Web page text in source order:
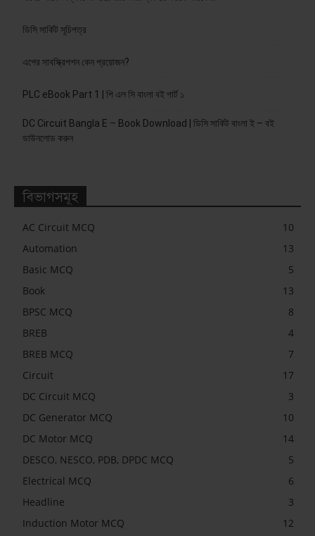
ডিসি সার্কিট সূচিপত্র
এপের সাবস্ক্রিপশন কেন প্রয়োজন?
PLC eBook Part 1 | পি এল সি বাংলা বই পার্ট ১
DC Circuit Bangla E – Book Download | ডিসি সার্কিট বাংলা ই – বই
ডাউনলোড করুন
বিভাগসমূহ
AC Circuit MCQ
10
Automation
13
Basic MCQ
5
Book
13
BPSC MCQ
8
BREB
4
BREB MCQ
7
Circuit
17
DC Circuit MCQ
3
DC Generator MCQ
10
DC Motor MCQ
14
DESCO, NESCO, PDB, DPDC MCQ
5
Electrical MCQ
6
Headline
3
Induction Motor MCQ
12